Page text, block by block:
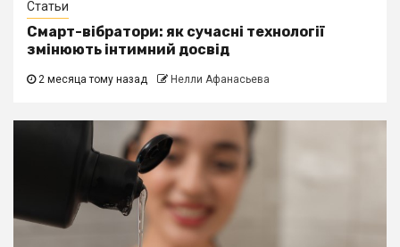
Статьи
Смарт-вібратори: як сучасні технології
змінюють інтимний досвід
2 месяца тому назад Нелли Афанасьева